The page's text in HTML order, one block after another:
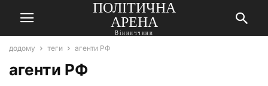
ПОЛІТИЧНА
АРЕНА
Вінниччини
додому теги агенти РФ
агенти РФ